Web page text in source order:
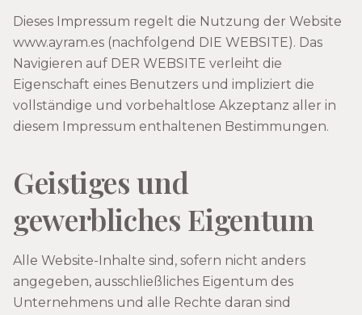
Dieses Impressum regelt die Nutzung der Website
www.ayram.es (nachfolgend DIE WEBSITE). Das
Navigieren auf DER WEBSITE verleiht die
Eigenschaft eines Benutzers und impliziert die
vollständige und vorbehaltlose Akzeptanz aller in
diesem Impressum enthaltenen Bestimmungen.
Geistiges und
gewerbliches Eigentum
Alle Website-Inhalte sind, sofern nicht anders
angegeben, ausschließliches Eigentum des
Unternehmens und alle Rechte daran sind